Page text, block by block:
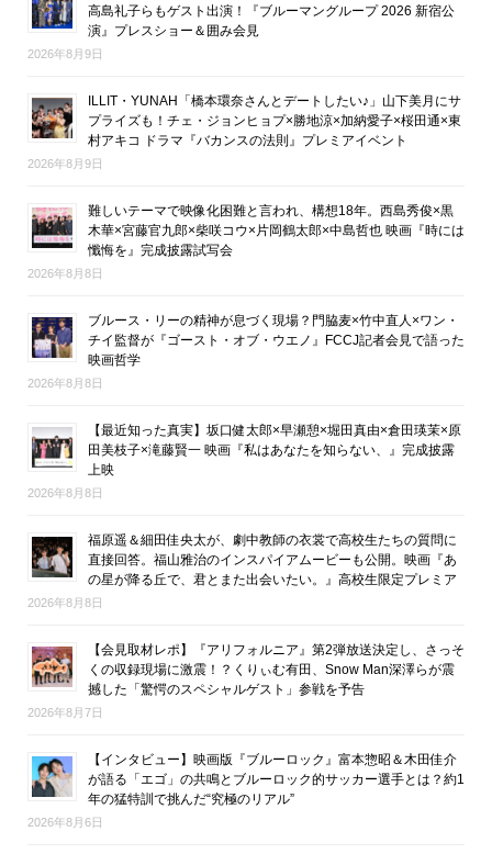
高島礼子らもゲスト出演！『ブルーマングループ 2026 新宿公
演』プレスショー＆囲み会見
2026年8月9日
ILLIT・YUNAH「橋本環奈さんとデートしたい♪」山下美月にサ
プライズも！チェ・ジョンヒョプ×勝地涼×加納愛子×桜田通×東
村アキコ ドラマ『バカンスの法則』プレミアイベント
2026年8月9日
難しいテーマで映像化困難と言われ、構想18年。西島秀俊×黒
木華×宮藤官九郎×柴咲コウ×片岡鶴太郎×中島哲也 映画『時には
懺悔を』完成披露試写会
2026年8月8日
ブルース・リーの精神が息づく現場？門脇麦×竹中直人×ワン・
チイ監督が『ゴースト・オブ・ウエノ』FCCJ記者会見で語った
映画哲学
2026年8月8日
【最近知った真実】坂口健太郎×早瀬憩×堀田真由×倉田瑛茉×原
田美枝子×滝藤賢一 映画『私はあなたを知らない、』完成披露
上映
2026年8月8日
福原遥＆細田佳央太が、劇中教師の衣裳で高校生たちの質問に
直接回答。福山雅治のインスパイアムービーも公開。映画『あ
の星が降る丘で、君とまた出会いたい。』高校生限定プレミア
2026年8月8日
【会見取材レポ】『アリフォルニア』第2弾放送決定し、さっそ
くの収録現場に激震！？くりぃむ有田、Snow Man深澤らが震
撼した「驚愕のスペシャルゲスト」参戦を予告
2026年8月7日
【インタビュー】映画版『ブルーロック』富本惣昭＆木田佳介
が語る「エゴ」の共鳴とブルーロック的サッカー選手とは？約1
年の猛特訓で挑んだ“究極のリアル”
2026年8月6日